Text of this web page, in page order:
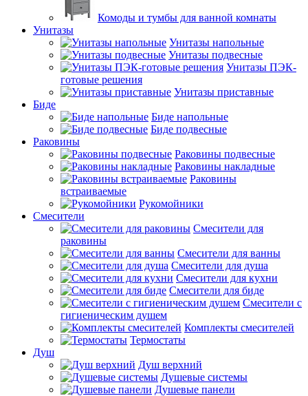
Комоды и тумбы для ванной комнаты
Унитазы
Унитазы напольные
Унитазы подвесные
Унитазы ПЭК-
готовые решения
Унитазы приставные
Биде
Биде напольные
Биде подвесные
Раковины
Раковины подвесные
Раковины накладные
Раковины
встраиваемые
Рукомойники
Смесители
Смесители для
раковины
Смесители для ванны
Смесители для душа
Смесители для кухни
Смесители для биде
Смесители с
гигиеническим душем
Комплекты смесителей
Термостаты
Душ
Душ верхний
Душевые системы
Душевые панели